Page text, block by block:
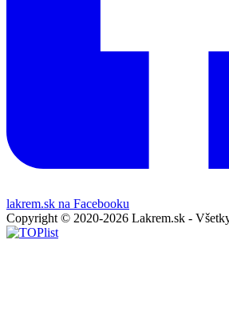
lakrem.sk na Facebooku
Copyright © 2020-2026 Lakrem.sk -